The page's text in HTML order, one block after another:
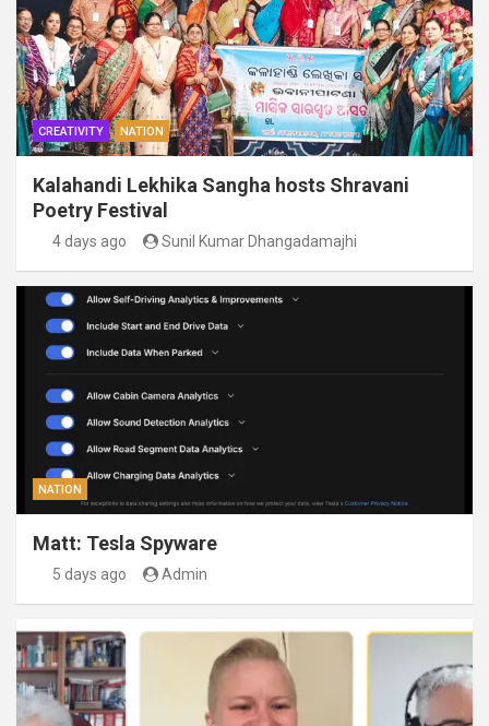
CREATIVITY NATION
Kalahandi Lekhika Sangha hosts Shravani
Poetry Festival
4 days ago Sunil Kumar Dhangadamajhi
NATION
Matt: Tesla Spyware
5 days ago Admin